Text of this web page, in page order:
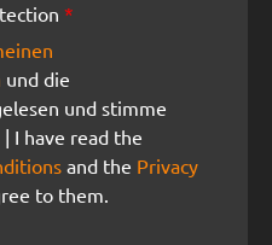
*
und die
und stimme
I have read the
and the Privacy
to them.